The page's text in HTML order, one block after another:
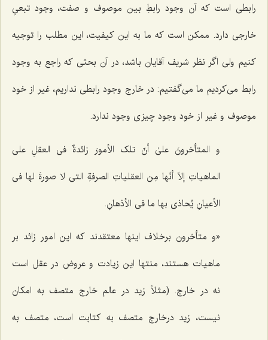
رابطی است که آن وجود رابطِ بین موصوف و صفت، وجود تبعیِ
خارجی دارد. ممکن است که ما به این کیفیت، این مطلب را توجیه
کنیم ولى اگر نظر شریف آقایان باشد، در آن بحثى که راجع به وجود
رابط مى‌کردیم ما مى‌گفتیم: در خارج وجود رابطى نداریم، غیر از خود
موصوف و غیر از خود وجود چیزى وجود ندارد.
و المتأخرونَ علىٰ أنّ تلک الأمورَ زائدةٌ فی العقلِ على
الماهیاتِ إلاّ أنّها مِن العقلیاتِ الصرفةِ التی لا صورةَ لها فی
الأعیانِ یُحاذی بها ما فی الأذهانِ.
«و متأخرون برخلاف اینها معتقدند که این امور زائد بر
ماهیات هستند، منتها این زیادت و عروض در عقل است
نه در خارج. (مثلاً زید در عالم خارج متصف به امکان
نیست، زید درخارج متصف به کتابت است، متصف به